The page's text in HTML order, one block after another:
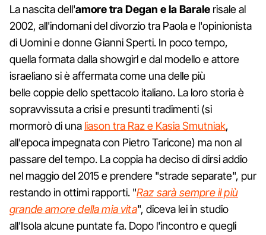
La nascita dell'amore tra Degan e la Barale risale al
2002, all'indomani del divorzio tra Paola e l'opinionista
di Uomini e donne Gianni Sperti. In poco tempo,
quella formata dalla showgirl e dal modello e attore
israeliano si è affermata come una delle più
belle coppie dello spettacolo italiano. La loro storia è
sopravvissuta a crisi e presunti tradimenti (si
mormorò di una liason tra Raz e Kasia Smutniak,
all'epoca impegnata con Pietro Taricone) ma non al
passare del tempo. La coppia ha deciso di dirsi addio
nel maggio del 2015 e prendere "strade separate", pur
restando in ottimi rapporti. "Raz sarà sempre il più
grande amore della mia vita", diceva lei in studio
all'Isola alcune puntate fa. Dopo l'incontro e quegli